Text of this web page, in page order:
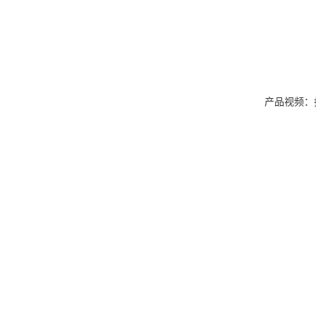
产品视频